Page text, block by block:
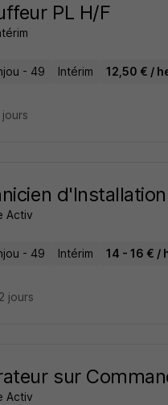
PL H/F
- 49 Intérim 12,50 € /
Activ
- 49 Intérim 14 - 16 € /
jours
sur
Activ